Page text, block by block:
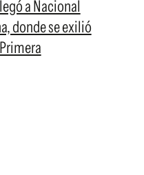
a Nacional
donde se exilió